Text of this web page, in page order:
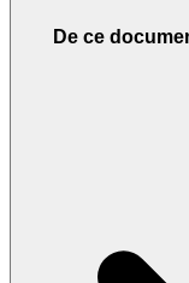
De ce